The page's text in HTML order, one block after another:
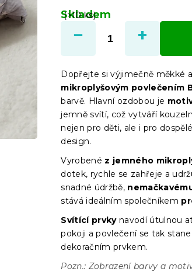
Skladem
(>10 ks)
Dopřejte si výjimečně měkké
mikroplyšovým povlečením
barvě. Hlavní ozdobou je
jemně svítí, což vytváří
nejen pro děti, ale i pro
design.
Vyrobené z jemného
dotek, rychle se zahřeje a
snadné údržbě,
stává ideálním společníkem
Svítící prvkynavodí útulnou
pokoji a povlečení se tak
dekoračním prvkem.
Pozn.: Zobrazení barvy a